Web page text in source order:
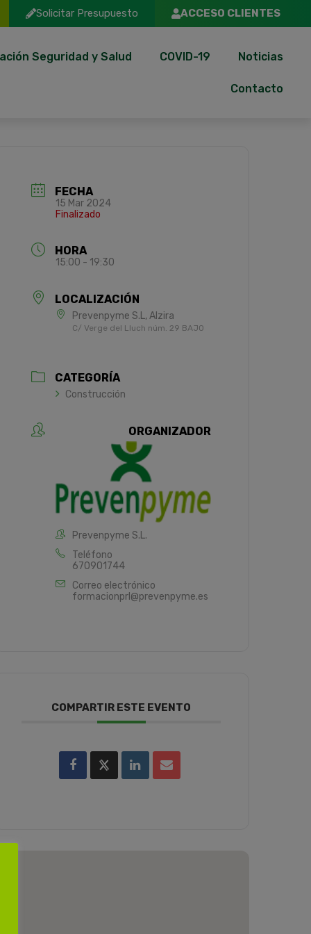
Solicitar Presupuesto ACCESO CLIENTES
Seguridad y Salud COVID-19 Noticias
Contacto
FECHA
15 Mar 2024
Finalizado
HORA
15:00 - 19:30
LOCALIZACIÓN
Prevenpyme S.L, Alzira
C/ Verge del Lluch núm. 29 BAJO
CATEGORÍA
Construcción
ORGANIZADOR
Prevenpyme S.L.
Teléfono
670901744
Correo electrónico
formacionprl@prevenpyme.es
COMPARTIR ESTE EVENTO